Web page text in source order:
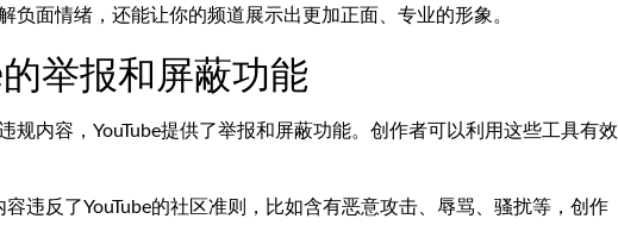
负面情绪，还能让你的频道展示出更加正面、专业的形象。
举报和屏蔽功能
规内容，YouTube提供了举报和屏蔽功能。创作者可以利用这些工具有效
容违反了YouTube的社区准则，比如含有恶意攻击、辱骂、骚扰等，创作